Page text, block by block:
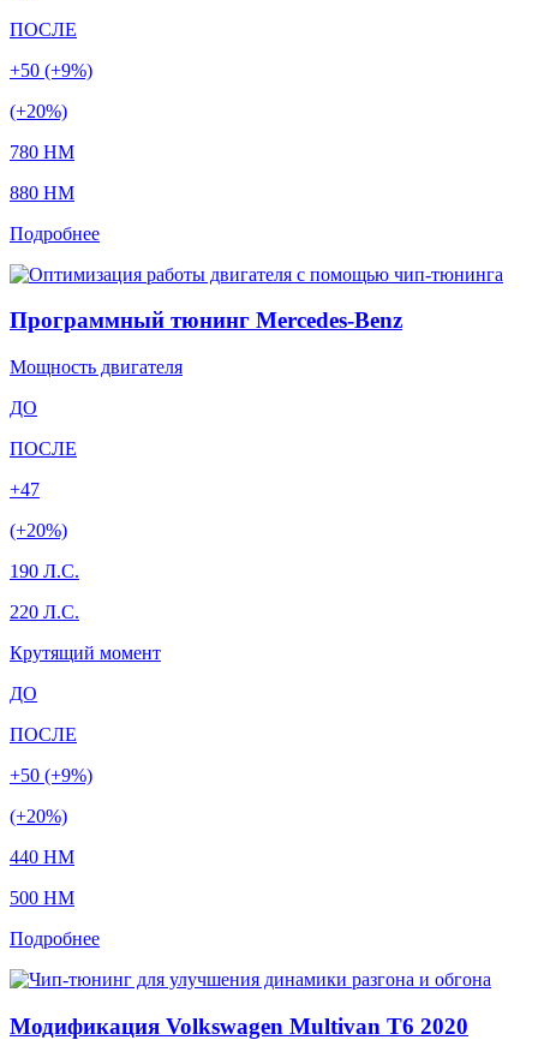
ПОСЛЕ
+50 (+9%)
(+20%)
780 HM
880 HM
Подробнее
Программный тюнинг Mercedes-Benz
Мощность двигателя
ДО
ПОСЛЕ
+47
(+20%)
190 Л.С.
220 Л.С.
Крутящий момент
ДО
ПОСЛЕ
+50 (+9%)
(+20%)
440 HM
500 HM
Подробнее
Модификация Volkswagen Multivan T6 2020